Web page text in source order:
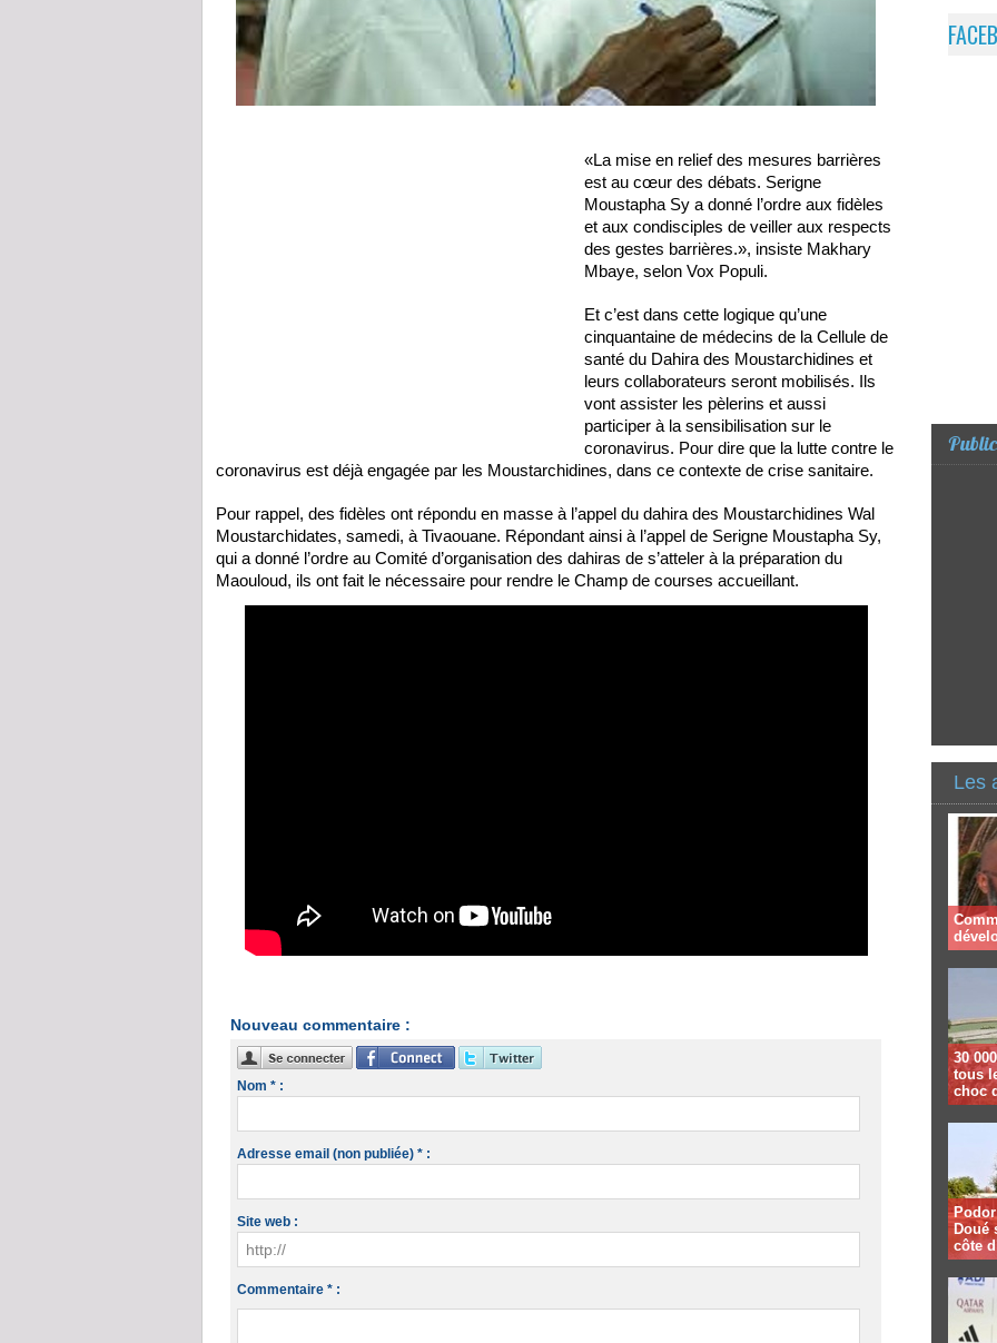
«La mise en relief des mesures barrières
est au cœur des débats. Serigne
Moustapha Sy a donné l’ordre aux fidèles
et aux condisciples de veiller aux respects
des gestes barrières.», insiste Makhary
Mbaye, selon Vox Populi.
Et c’est dans cette logique qu’une
cinquantaine de médecins de la Cellule de
santé du Dahira des Moustarchidines et
leurs collaborateurs seront mobilisés. Ils
vont assister les pèlerins et aussi
participer à la sensibilisation sur le
coronavirus. Pour dire que la lutte contre le
coronavirus est déjà engagée par les Moustarchidines, dans ce contexte de crise sanitaire.
Pour rappel, des fidèles ont répondu en masse à l’appel du dahira des Moustarchidines Wal
Moustarchidates, samedi, à Tivaouane. Répondant ainsi à l’appel de Serigne Moustapha Sy,
qui a donné l’ordre au Comité d’organisation des dahiras de s’atteler à la préparation du
Maouloud, ils ont fait le nécessaire pour rendre le Champ de courses accueillant.
Nouveau commentaire :
Nom * :
Adresse email (non publiée) * :
Site web :
Commentaire * :
Les
30
tous
choc
Doué
côte